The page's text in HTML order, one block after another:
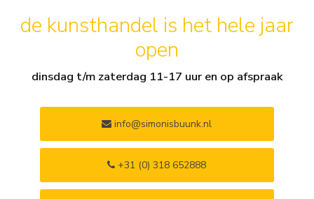
de kunsthandel is het hele jaar
open
dinsdag t/m zaterdag 11-17 uur en op afspraak
info@simonisbuunk.nl
+31 (0) 318 652888